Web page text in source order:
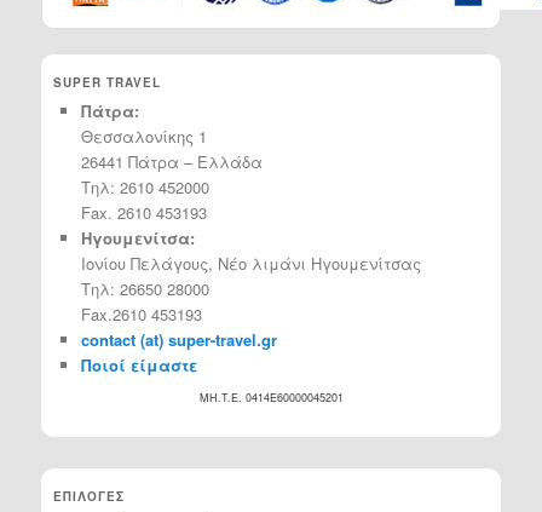
SUPER TRAVEL
Πάτρα:
Θεσσαλονίκης 1
26441 Πάτρα – Ελλάδα
Τηλ: 2610 452000
Fax. 2610 453193
Ηγουμενίτσα:
Ιονίου Πελάγους, Νέο λιμάνι Ηγουμενίτσας
Τηλ: 26650 28000
Fax.2610 453193
contact (at) super-travel.gr
Ποιοί είμαστε
MH.T.E. 0414Ε60000045201
ΕΠΙΛΟΓΕΣ